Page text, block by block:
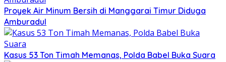
Proyek Air Minum Bersih di Manggarai Timur Diduga
Amburadul
Kasus 53 Ton Timah Memanas, Polda Babel Buka Suara